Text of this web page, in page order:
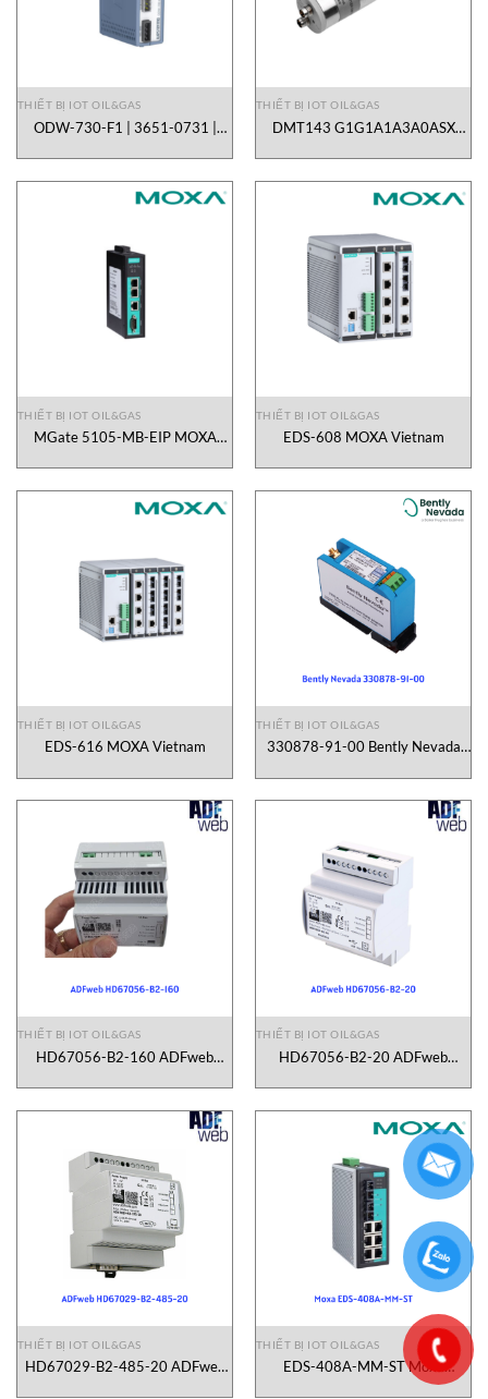
THIẾT BỊ IOT OIL&GAS
ODW-730-F1 | 3651-0731 |
THIẾT BỊ IOT OIL&GAS
DMT143 G1G1A1A3A0ASX
THIẾT BỊ IOT OIL&GAS
MGate 5105-MB-EIP MOXA
THIẾT BỊ IOT OIL&GAS
EDS-608 MOXA Vietnam
THIẾT BỊ IOT OIL&GAS
EDS-616 MOXA Vietnam
THIẾT BỊ IOT OIL&GAS
330878-91-00 Bently Nevada
THIẾT BỊ IOT OIL&GAS
HD67056-B2-160 ADFweb
THIẾT BỊ IOT OIL&GAS
HD67056-B2-20 ADFweb
THIẾT BỊ IOT OIL&GAS
HD67029-B2-485-20 ADFweb
THIẾT BỊ IOT OIL&GAS
EDS-408A-MM-ST Moxa